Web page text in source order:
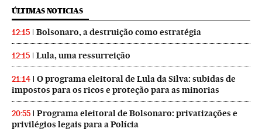
ÚLTIMAS NOTICIAS
12:15 Bolsonaro, a destruição como estratégia
12:15 Lula, uma ressurreição
21:14
O programa eleitoral de Lula da Silva: subidas de
impostos para os ricos e proteção para as minorias
20:55
Programa eleitoral de Bolsonaro: privatizações e
privilégios legais para a Polícia